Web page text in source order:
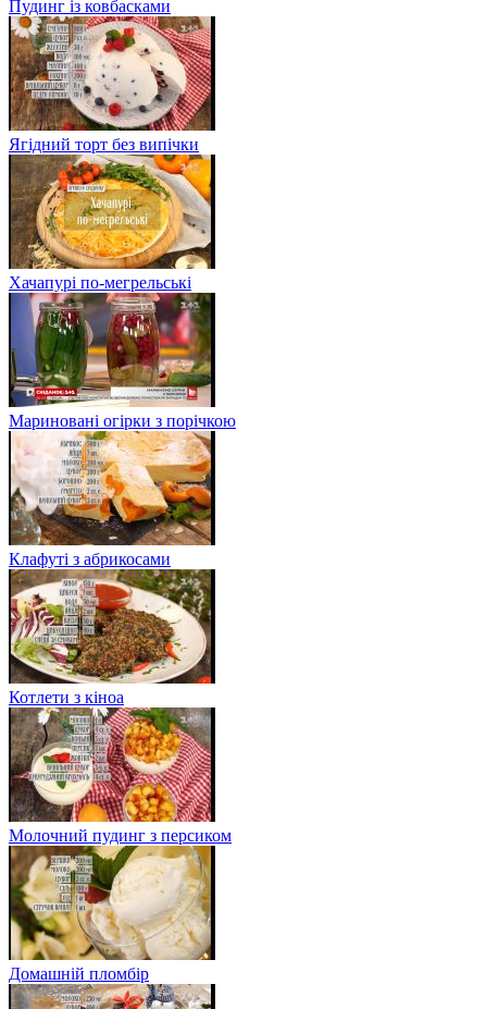
Пудинг із ковбасками
Ягідний торт без випічки
Хачапурі по-мегрельські
Мариновані огірки з порічкою
Клафуті з абрикосами
Котлети з кіноа
Молочний пудинг з персиком
Домашній пломбір